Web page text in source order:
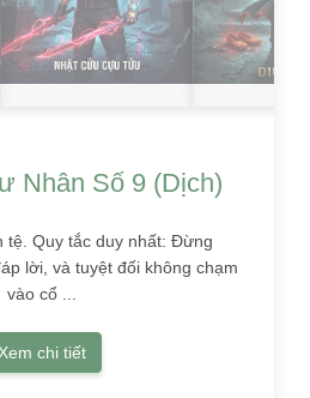
Nhân Số 9 (Dịch)
tệ. Quy tắc duy nhất: Đừng
lời, và tuyệt đối không chạm
vào cổ ...
Xem chi tiết